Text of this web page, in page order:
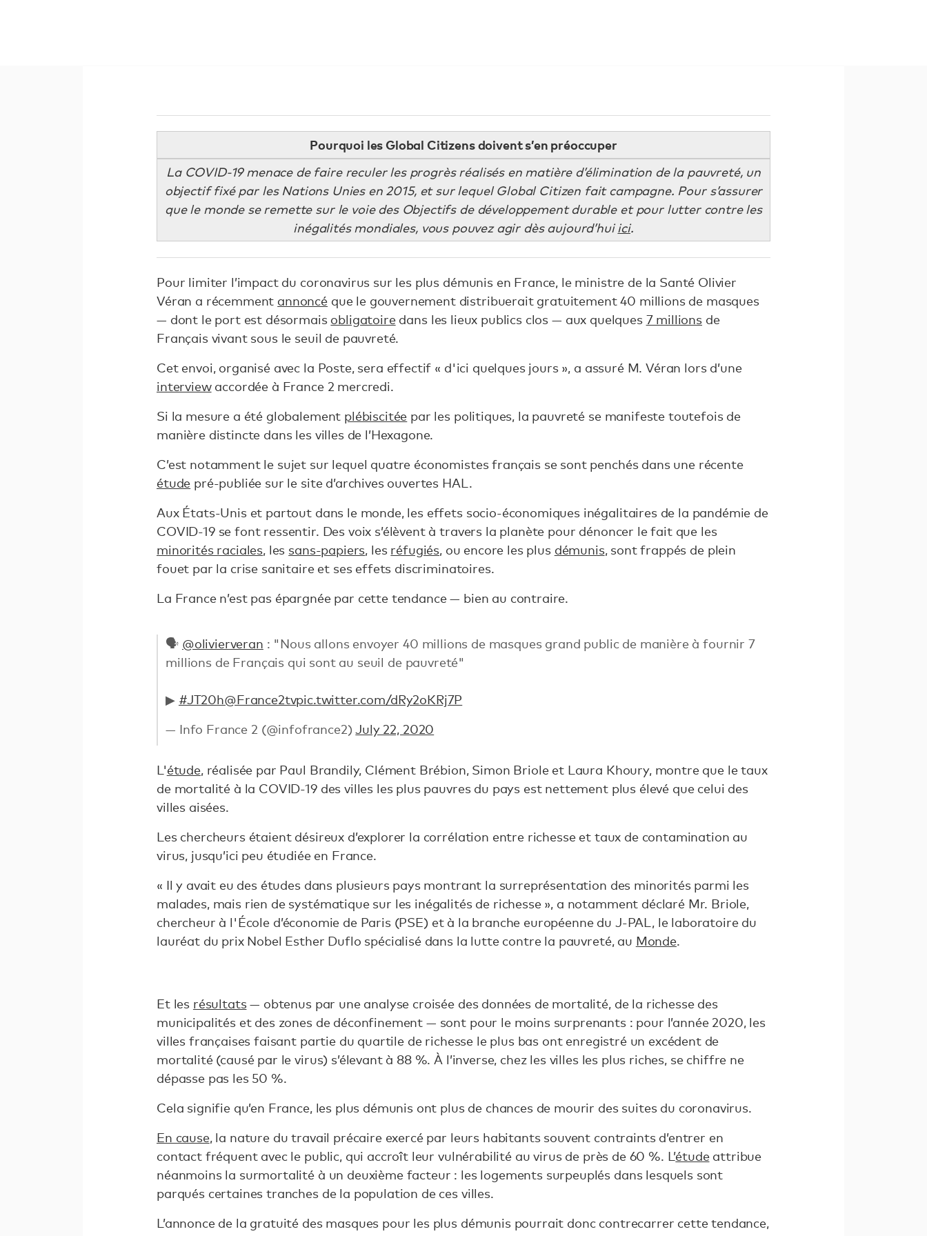
Pourquoi les Global Citizens doivent s’en préoccuper
La COVID-19 menace de faire reculer les progrès réalisés en matière d’élimination de la pauvreté, un
objectif fixé par les Nations Unies en 2015, et sur lequel Global Citizen fait campagne. Pour s’assurer
que le monde se remette sur le voie des Objectifs de développement durable et pour lutter contre les
inégalités mondiales, vous pouvez agir dès aujourd’huiici.
Pour limiter l’impact du coronavirus sur les plus démunis en France, le ministre de la Santé Olivier
Véran a récemment annoncé que le gouvernement distribuerait gratuitement 40 millions de masques
— dont le port est désormais obligatoiredans les lieux publics clos — aux quelques 7 millions de
Français vivant sous le seuil de pauvreté.
Cet envoi, organisé avec la Poste, sera effectif « d'ici quelques jours », a assuré M. Véran lors d’une
interviewaccordée à France 2 mercredi.
Si la mesure a été globalement plébiscitée par les politiques, la pauvreté se manifeste toutefois de
manière distincte dans les villes de l’Hexagone.
C’est notamment le sujet sur lequel quatre économistes français se sont penchés dans une récente
étude pré-publiée sur le site d’archives ouvertes HAL.
Aux États-Unis et partout dans le monde, les effets socio-économiques inégalitaires de la pandémie de
COVID-19 se font ressentir. Des voix s’élèvent à travers la planète pour dénoncer le fait que les
minorités raciales, les sans-papiers, les réfugiés, ou encore les plus démunis, sont frappés de plein
fouet par la crise sanitaire et ses effets discriminatoires.
La France n’est pas épargnée par cette tendance — bien au contraire.
🗣 @olivierveran : "Nous allons envoyer 40 millions de masques grand public de manière à fournir 7
millions de Français qui sont au seuil de pauvreté"
▶ #JT20h@France2tvpic.twitter.com/dRy2oKRj7P
— Info France 2 (@infofrance2)July 22, 2020
L'étude, réalisée par Paul Brandily, Clément Brébion, Simon Briole et Laura Khoury,montre que le taux
de mortalité à la COVID-19 des villes les plus pauvres du pays est nettement plus élevé que celui des
villes aisées.
Les chercheurs étaient désireux d’explorer la corrélation entre richesse et taux de contamination au
virus, jusqu’ici peu étudiée en France.
« Il y avait eu des études dans plusieurs pays montrant la surreprésentation des minorités parmi les
malades, mais rien de systématique sur les inégalités de richesse », a notamment déclaré Mr. Briole,
chercheur à l'École d’économie de Paris (PSE) et à la branche européenne du J-PAL, le laboratoire du
lauréat du prix Nobel Esther Duflo spécialisé dans la lutte contre la pauvreté, au Monde.
Et les résultats— obtenus par une analyse croisée des données de mortalité, de la richesse des
municipalités et des zones de déconfinement — sont pour le moins surprenants : pour l’année 2020, les
villes françaises faisant partie du quartile de richesse le plus bas ont enregistré un excédent de
mortalité (causé par le virus) s’élevant à 88 %. À l’inverse, chez les villes les plus riches, se chiffre ne
dépasse pas les 50 %.
Cela signifie qu’en France, les plus démunis ont plus de chances de mourir des suites du coronavirus.
En cause, la nature du travail précaire exercé par leurs habitants souvent contraints d’entrer en
contact fréquent avec le public, qui accroît leur vulnérabilité au virus de près de 60 %. L’étudeattribue
néanmoins la surmortalité à un deuxième facteur : les logements surpeuplés dans lesquels sont
parqués certaines tranches de la population de ces villes.
L’annonce de la gratuité des masques pour les plus démunis pourrait donc contrecarrer cette tendance,